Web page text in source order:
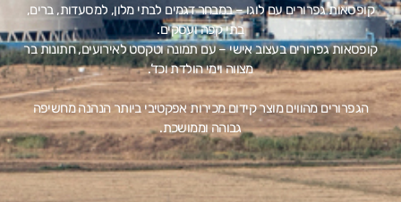
קופסאות גפרורים עם לוגו – במבחר דגמים לבתי מלון, למסעדות, ברים,
בתי קפה ועסקים.
קופסאות גפרורים בעצוב אישי – עם תמונה וטקסט לאירועים, חתונות בר
מצווה וימי הולדת וכד’.
הגפרורים מהווים מוצר קידום מכירות אפקטיבי ביותר הנהנה מחשיפה
גבוהה וממושכת.